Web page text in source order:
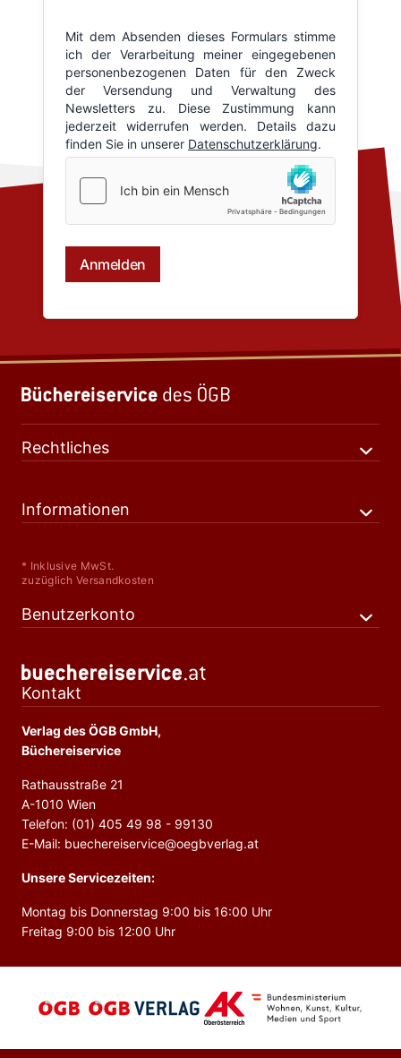
Rechtliches
Informationen
* Inklusive MwSt.
zuzüglich Versandkosten
Benutzerkonto
Kontakt
Verlag des ÖGB GmbH,
Büchereiservice
Rathausstraße 21
A-1010 Wien
Telefon: (01) 405 49 98 - 99130
E-Mail: buechereiservice@oegbverlag.at
Unsere Servicezeiten:
Montag bis Donnerstag 9:00 bis 16:00 Uhr
Freitag 9:00 bis 12:00 Uhr